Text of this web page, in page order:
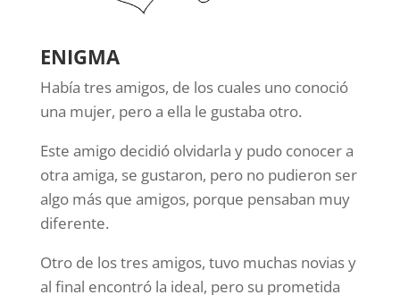
ENIGMA
Había tres amigos, de los cuales uno conoció
una mujer, pero a ella le gustaba otro.
Este amigo decidió olvidarla y pudo conocer a
otra amiga, se gustaron, pero no pudieron ser
algo más que amigos, porque pensaban muy
diferente.
Otro de los tres amigos, tuvo muchas novias y
al final encontró la ideal, pero su prometida